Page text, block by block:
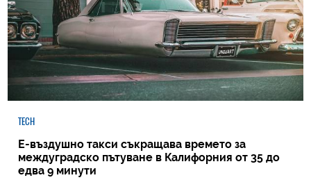
TECH
Е-въздушно такси съкращава времето за
междуградско пътуване в Калифорния от 35 до
едва 9 минути